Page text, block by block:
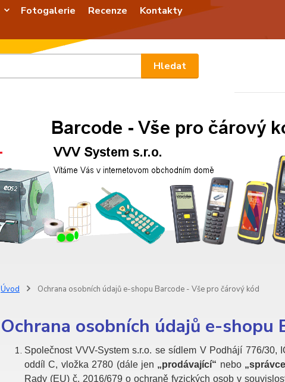
Fotogalerie Recenze Kontakty
Hledat
Úvod Ochrana osobních údajů e-shopu Barcode - Vše pro čárový kód
Ochrana osobních údajů e-shopu
Společnost VVV-System s.r.o. se sídlem V Podhájí 776/
oddíl C, vložka 2780 (dále jen „prodávající“ nebo
Rady (EU) č. 2016/679 o ochraně fyzických osob v